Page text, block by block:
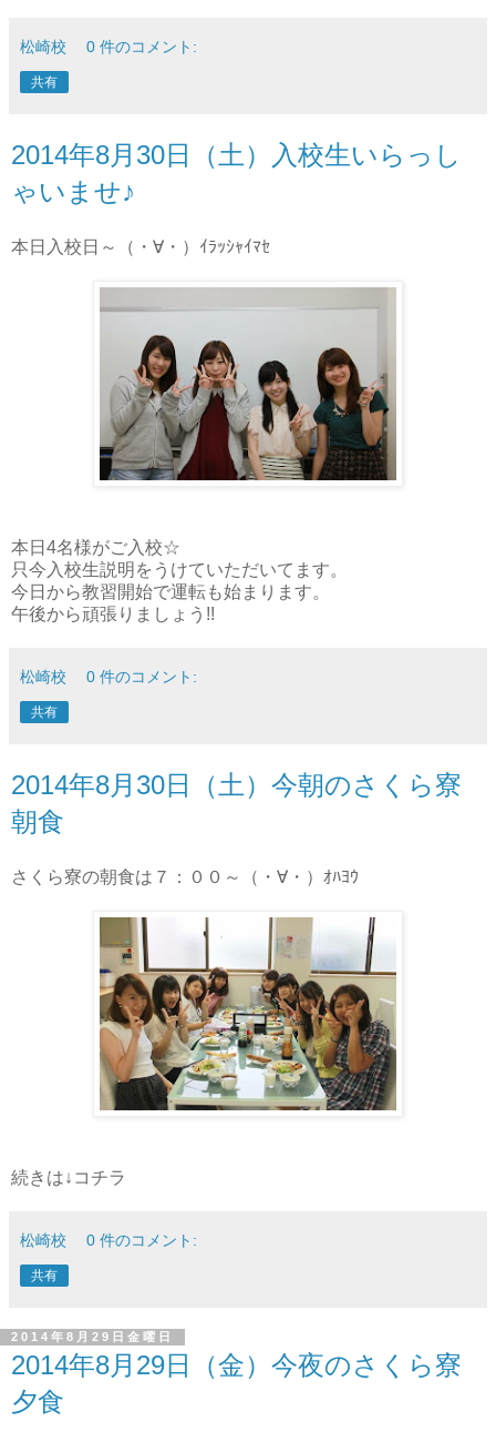
松崎校 0 件のコメント:
共有
2014年8月30日（土）入校生いらっし
ゃいませ♪
本日入校日～（・∀・）ｲﾗｯｼｬｲﾏｾ
本日4名様がご入校☆
只今入校生説明をうけていただいてます。
今日から教習開始で運転も始まります。
午後から頑張りましょう!!
松崎校 0 件のコメント:
共有
2014年8月30日（土）今朝のさくら寮
朝食
さくら寮の朝食は７：００～（・∀・）ｵﾊﾖｳ
続きは↓コチラ
松崎校 0 件のコメント:
共有
2014年8月29日金曜日
2014年8月29日（金）今夜のさくら寮
夕食